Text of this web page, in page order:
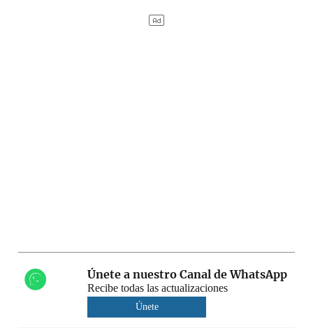
Únete a nuestro Canal de WhatsApp
Recibe todas las actualizaciones
Únete